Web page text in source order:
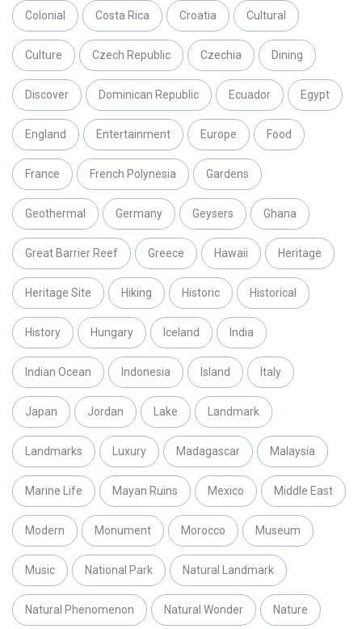
Colonial Costa Rica Croatia Cultural
Culture Czech Republic Czechia Dining
Discover Dominican Republic Ecuador Egypt
England Entertainment Europe Food
France French Polynesia Gardens
Geothermal Germany Geysers Ghana
Great Barrier Reef Greece Hawaii Heritage
Heritage Site Hiking Historic Historical
History Hungary Iceland India
Indian Ocean Indonesia Island Italy
Japan Jordan Lake Landmark
Landmarks Luxury Madagascar Malaysia
Marine Life Mayan Ruins Mexico Middle East
Modern Monument Morocco Museum
Music National Park Natural Landmark
Natural Phenomenon Natural Wonder Nature